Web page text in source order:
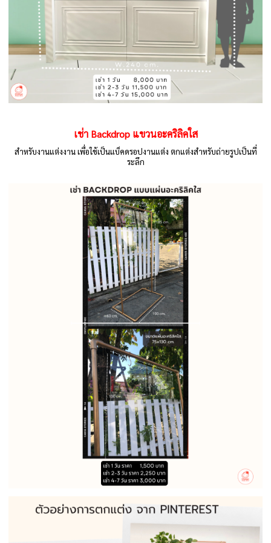
เช่า Backdrop แขวนอะคริลิคใส
สำหรับงานแต่งงาน เพื่อใช้เป็นแบ็คดรอปงานแต่ง ตกแต่งสำหรับถ่ายรูปเป็นที่
ระลึก